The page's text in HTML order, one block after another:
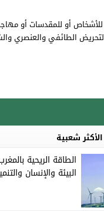
أو للمقدسات أو
الطائفي والعنصري
الأكثر شعبية
الطاقة الريحية
البيئة والإنسان